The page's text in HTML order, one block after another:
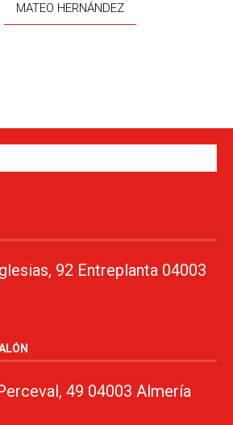
MATEO HERNÁNDEZ
92 Entreplanta 04003
49 04003 Almería